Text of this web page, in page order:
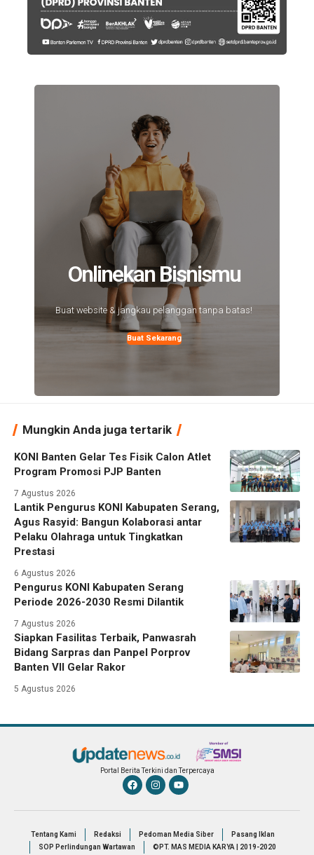
Onlinekan Bisnismu
Buat website & jangkau pelanggan tanpa batas!
Buat Sekarang
Mungkin Anda juga tertarik
KONI Banten Gelar Tes Fisik Calon Atlet
Program Promosi PJP Banten
7 Agustus 2026
Lantik Pengurus KONI Kabupaten Serang,
Agus Rasyid: Bangun Kolaborasi antar
Pelaku Olahraga untuk Tingkatkan
Prestasi
6 Agustus 2026
Pengurus KONI Kabupaten Serang
Periode 2026-2030 Resmi Dilantik
7 Agustus 2026
Siapkan Fasilitas Terbaik, Panwasrah
Bidang Sarpras dan Panpel Porprov
Banten VII Gelar Rakor
5 Agustus 2026
Portal Berita Terkini dan Terpercaya
Tentang Kami Redaksi Pedoman Media Siber
Pasang Iklan
SOP Perlindungan Wartawan
©PT. MAS MEDIA KARYA | 2019-2020